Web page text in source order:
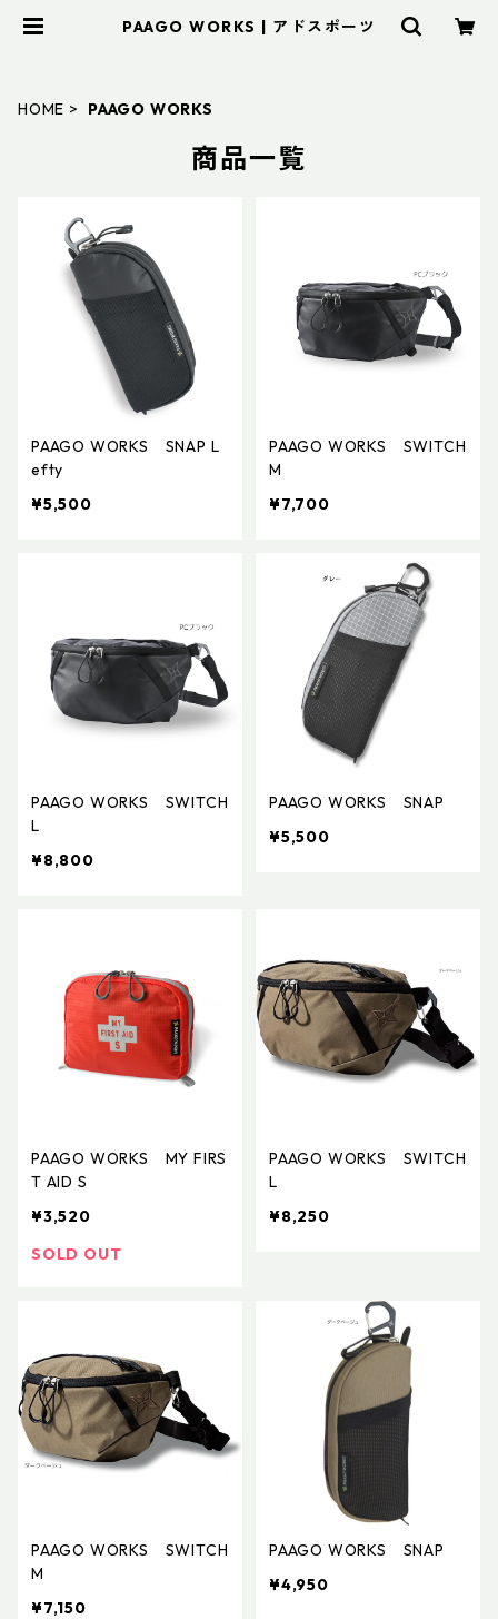
PAAGO WORKS | アドスポーツ
HOME PAAGO WORKS
商品一覧
PAAGO WORKS SNAP L
efty
¥5,500
PAAGO WORKS SWITCH
M
¥7,700
PAAGO WORKS SWITCH
L
¥8,800
PAAGO WORKS SNAP
¥5,500
PAAGO WORKS MY FIRS
T AID S
¥3,520
SOLD OUT
PAAGO WORKS SWITCH
L
¥8,250
PAAGO WORKS SWITCH
M
¥7,150
PAAGO WORKS SNAP
¥4,950